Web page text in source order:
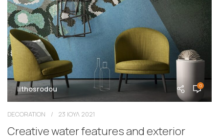
lithosrodou 0
DECORATION 23 ΙΟΥΛ 2021
Creative water features and exterior